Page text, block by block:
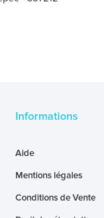
Informations
Aide
Mentions légales
Conditions de Vente